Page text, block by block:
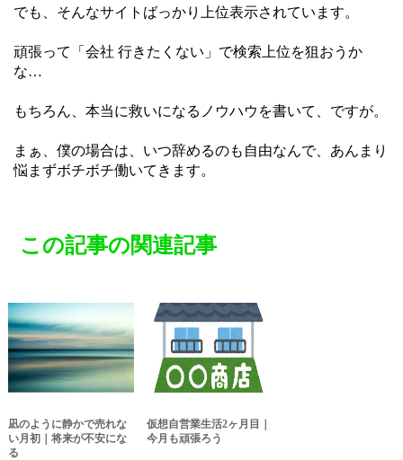
でも、そんなサイトばっかり上位表示されています。
頑張って「会社 行きたくない」で検索上位を狙おうか
な…
もちろん、本当に救いになるノウハウを書いて、ですが。
まぁ、僕の場合は、いつ辞めるのも自由なんで、あんまり
悩まずボチボチ働いてきます。
この記事の関連記事
凪のように静かで売れな
い月初｜将来が不安にな
る
仮想自営業生活2ヶ月目｜
今月も頑張ろう